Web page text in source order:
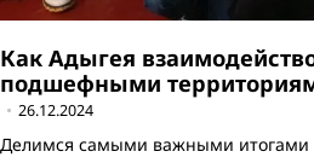
Как Адыгея
подшефными
26.12.2024
Делимся самыми важными итогами